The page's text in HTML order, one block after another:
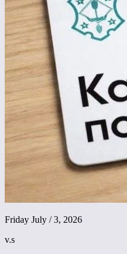
Friday July / 3, 2026
v.s